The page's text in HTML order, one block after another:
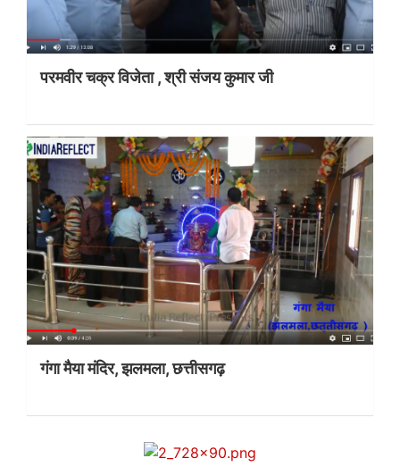
परमवीर चक्र विजेता , श्री संजय कुमार जी
गंगा मैया मंदिर, झलमला, छत्तीसगढ़